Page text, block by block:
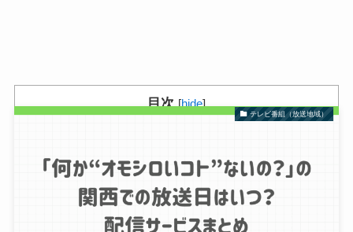
目次 [hide]
「The Fashion Post」の放送地域はどこ？見逃し
「何か“オモシロいコト”ないの？」の関西での放
送日はいつ？配信サービスまとめ
24時間テレビ2026観覧募集はいつからで応募方
法は？当選のコツや年齢制限は？
テレビ番組（放送地域）